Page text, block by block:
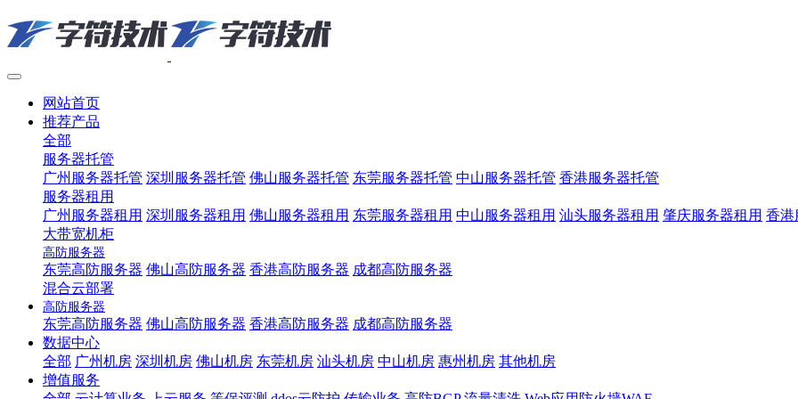
网站首页
推荐产品
全部
服务器托管
广州服务器托管 深圳服务器托管 佛山服务器托管 东莞服务器托管 中山服务器托管 香港服务器托管
服务器租用
广州服务器租用 深圳服务器租用 佛山服务器租用 东莞服务器租用 中山服务器租用 汕头服务器租用 肇庆服务器租用 香港
大带宽机柜
高防服务器
东莞高防服务器 佛山高防服务器 香港高防服务器 成都高防服务器
混合云部署
高防服务器
东莞高防服务器 佛山高防服务器 香港高防服务器 成都高防服务器
数据中心
全部 广州机房 深圳机房 佛山机房 东莞机房 汕头机房 中山机房 惠州机房 其他机房
增值服务